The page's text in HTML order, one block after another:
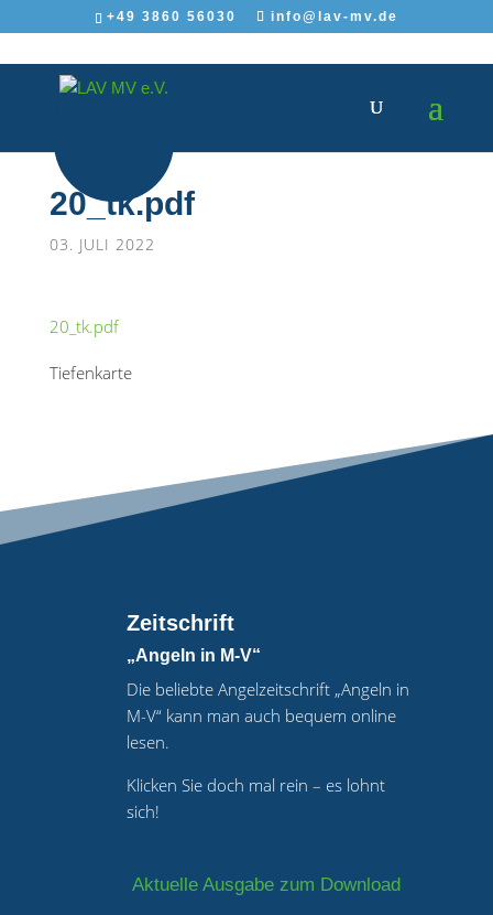
+49 3860 56030 info@lav-mv.de
20_tk.pdf
03. JULI 2022
20_tk.pdf
Tiefenkarte
Zeitschrift
„Angeln in M-V“
Die beliebte Angelzeitschrift „Angeln in
M-V“ kann man auch bequem online
lesen.
Klicken Sie doch mal rein – es lohnt
sich!
Aktuelle Ausgabe zum Download